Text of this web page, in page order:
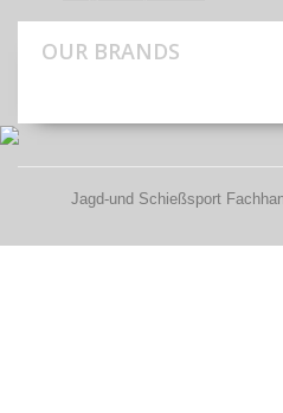
OUR BRANDS
Jagd-und Schießsport